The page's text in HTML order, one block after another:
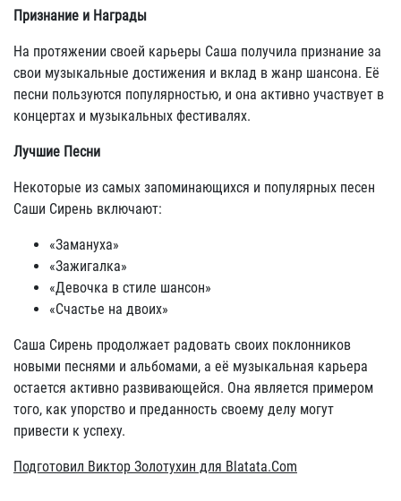
Признание и Награды
На протяжении своей карьеры Саша получила признание за
свои музыкальные достижения и вклад в жанр шансона. Её
песни пользуются популярностью, и она активно участвует в
концертах и музыкальных фестивалях.
Лучшие Песни
Некоторые из самых запоминающихся и популярных песен
Саши Сирень включают:
«Замануха»
«Зажигалка»
«Девочка в стиле шансон»
«Счастье на двоих»
Саша Сирень продолжает радовать своих поклонников
новыми песнями и альбомами, а её музыкальная карьера
остается активно развивающейся. Она является примером
того, как упорство и преданность своему делу могут
привести к успеху.
Подготовил Виктор Золотухин для Blatata.Com